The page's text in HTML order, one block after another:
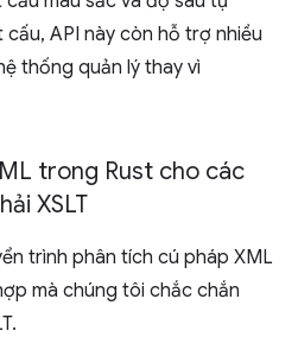
API này còn hỗ trợ nhiều
thống quản lý thay vì
trong Rust cho các
XSLT
trình phân tích cú pháp XML
mà chúng tôi chắc chắn